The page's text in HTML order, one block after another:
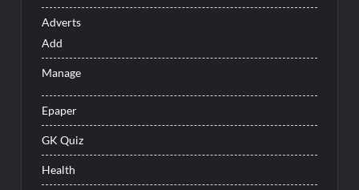
Adverts
Add
Manage
Epaper
GK Quiz
Health